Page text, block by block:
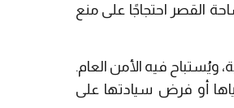
القصر احتجاجًا على منع
ويُستباح فيه الأمن العام.
أو فرض سيادتها على